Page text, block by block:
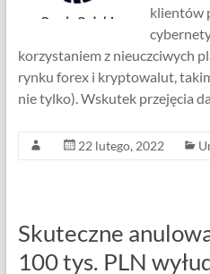
klientów
korzystaniem z nieuczciwych
rynku forex i kryptowalut,
nie tylko). Wskutek przejęcia
22 lutego, 2022
Skuteczne
100 tys. PLN